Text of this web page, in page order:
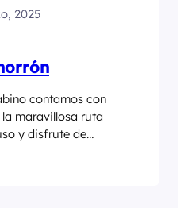
2025
contamos con
maravillosa ruta
y disfrute de